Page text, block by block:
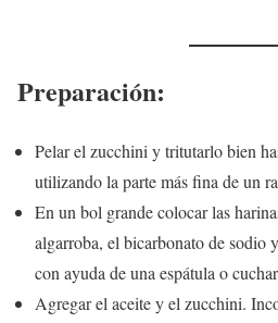
Preparación:
Pelar el zucchini y tritutarlo bien
utilizando la parte más fina de un
En un bol grande colocar las
algarroba, el bicarbonato de sodio
con ayuda de una espátula o
Agregar el aceite y el zucchini.